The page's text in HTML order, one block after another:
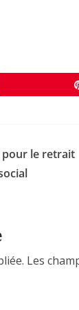
pour le retrait
Les